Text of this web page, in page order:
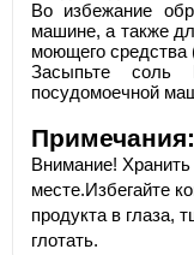
Во избежание
машине, а также
моющего средства
Засыпьте
посудомоечной
Примечания:
Внимание!
месте.Избегайте
продукта в глаза,
глотать.